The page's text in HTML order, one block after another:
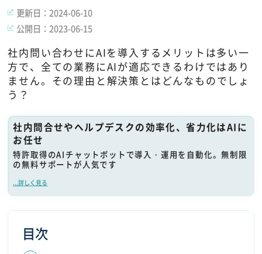
更新日：2024-06-10
公開日：2023-06-15
社内問い合わせにAIを導入するメリットは多い一
方で、全ての業務にAIが適応できるわけではあり
ません。その理由と解決策とはどんなものでしょ
う？
社内問合せやヘルプデスクの効率化、省力化はAIに
お任せ
特許取得のAIチャットボットで導入・運用を自動化。無制限
の無料サポートが人気です
...詳しく見る
目次